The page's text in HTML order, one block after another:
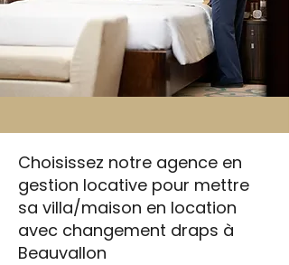
Choisissez notre agence en
gestion locative pour mettre
sa villa/maison en location
avec changement draps à
Beauvallon